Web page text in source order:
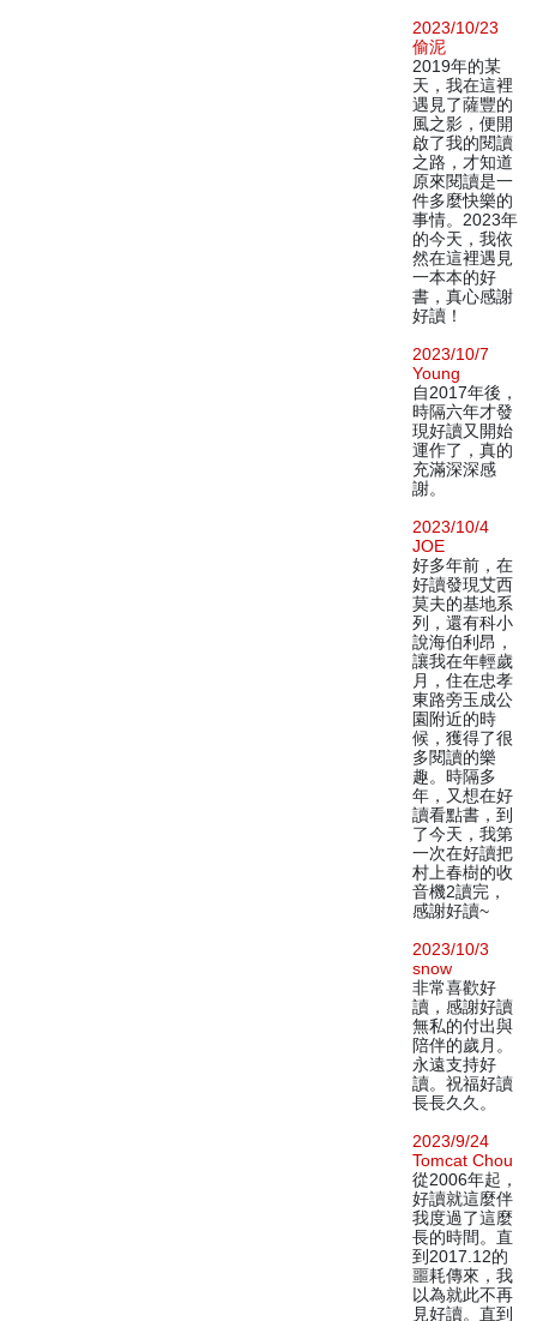
2023/10/23
偷泥
2019年的某
天，我在這裡
遇見了薩豐的
風之影，便開
啟了我的閱讀
之路，才知道
原來閱讀是一
件多麼快樂的
事情。2023年
的今天，我依
然在這裡遇見
一本本的好
書，真心感謝
好讀！
2023/10/7
Young
自2017年後，
時隔六年才發
現好讀又開始
運作了，真的
充滿深深感
謝。
2023/10/4
JOE
好多年前，在
好讀發現艾西
莫夫的基地系
列，還有科小
說海伯利昂，
讓我在年輕歲
月，住在忠孝
東路旁玉成公
園附近的時
候，獲得了很
多閱讀的樂
趣。時隔多
年，又想在好
讀看點書，到
了今天，我第
一次在好讀把
村上春樹的收
音機2讀完，
感謝好讀~
2023/10/3
snow
非常喜歡好
讀，感謝好讀
無私的付出與
陪伴的歲月。
永遠支持好
讀。祝福好讀
長長久久。
2023/9/24
Tomcat Chou
從2006年起，
好讀就這麼伴
我度過了這麼
長的時間。直
到2017.12的
噩耗傳來，我
以為就此不再
見好讀。直到